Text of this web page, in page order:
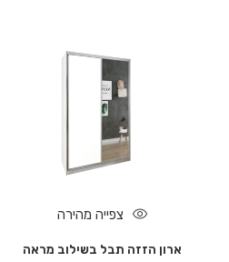
צפייה מהירה
ארון הזזה תבל בשילוב מראה